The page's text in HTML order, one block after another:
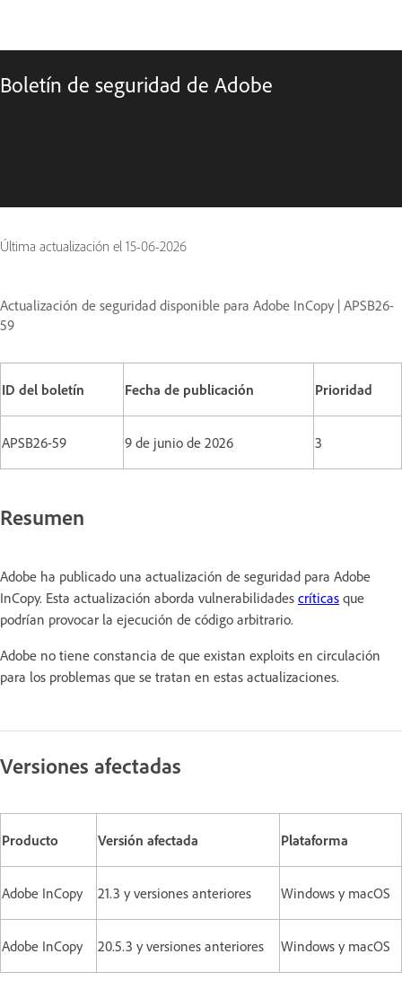
Boletín de seguridad de Adobe
Última actualización el 15-06-2026
Actualización de seguridad disponible para Adobe InCopy | APSB26-
59
ID del boletín Fecha de publicación Prioridad
APSB26-59 9 de junio de 2026 3
Resumen
Adobe ha publicado una actualización de seguridad para Adobe
InCopy. Esta actualización aborda vulnerabilidades críticas que
podrían provocar la ejecución de código arbitrario.
Adobe no tiene constancia de que existan exploits en circulación
para los problemas que se tratan en estas actualizaciones.
Versiones afectadas
Producto Versión afectada Plataforma
Adobe InCopy 21.3 y versiones anteriores Windows y macOS
Adobe InCopy 20.5.3 y versiones anteriores Windows y macOS